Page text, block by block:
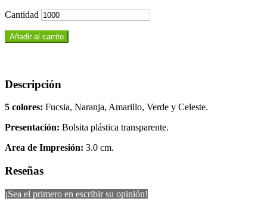
Cantidad
Añadir al carrito
Descripción
5 colores: Fucsia, Naranja, Amarillo, Verde y Celeste.
Presentación: Bolsita plástica transparente.
Area de Impresión: 3.0 cm.
Reseñas
¡Sea el primero en escribir su opinión!